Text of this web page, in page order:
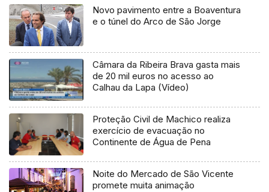
Novo pavimento entre a Boaventura
e o túnel do Arco de São Jorge
Câmara da Ribeira Brava gasta mais
de 20 mil euros no acesso ao
Calhau da Lapa (Vídeo)
Proteção Civil de Machico realiza
exercício de evacuação no
Continente de Água de Pena
Noite do Mercado de São Vicente
promete muita animação